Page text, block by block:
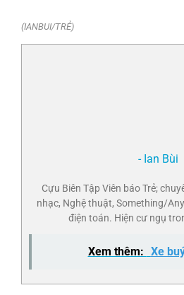
(IANBUI/TRẺ)
- Ian Bùi
Cựu Biên Tập Viên báo Trẻ;
nhạc, Nghệ thuật, Something/
điện toán. Hiện cư ngụ
Xem thêm: Xe